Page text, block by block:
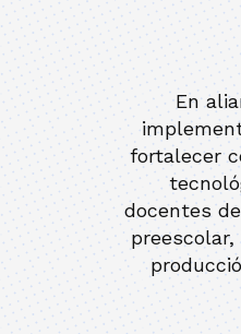
En
fortalecer
docentes